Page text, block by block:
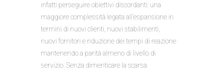
infatti perseguire obiettivi discordanti: una
maggiore complessità legata all’espansione in
termini di nuovi clienti, nuovi stabilimenti,
nuovi fornitori e riduzione dei tempi di reazione
mantenendo a parità almeno di livello di
servizio. Senza dimenticare la scarsa